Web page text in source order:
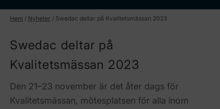
Hem / Nyheter / Swedac deltar på Kvalitetsmässan 2023
Swedac deltar på
Kvalitetsmässan 2023
Den 21–23 november är det åter dags för
Kvalitetsmässan, mötesplatsen för alla inom